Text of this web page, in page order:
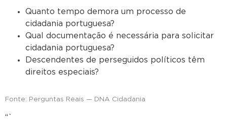
Quanto tempo demora um processo de
cidadania portuguesa?
Qual documentação é necessária para solicitar
cidadania portuguesa?
Descendentes de perseguidos políticos têm
direitos especiais?
Fonte: Perguntas Reais — DNA Cidadania
“`